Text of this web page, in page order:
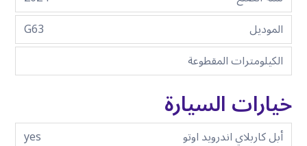
الموديل
G63
الكيلومترات المقطوعة
خيارات السيارة
أبل كاربلاي اندرويد اوتو
yes